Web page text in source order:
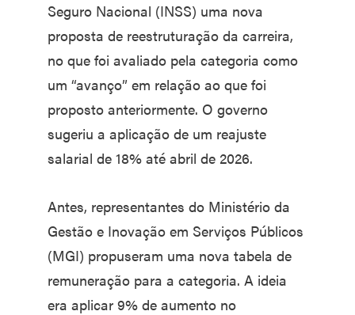
Seguro Nacional (INSS) uma nova
proposta de reestruturação da carreira,
no que foi avaliado pela categoria como
um “avanço” em relação ao que foi
proposto anteriormente. O governo
sugeriu a aplicação de um reajuste
salarial de 18% até abril de 2026.
Antes, representantes do Ministério da
Gestão e Inovação em Serviços Públicos
(MGI) propuseram uma nova tabela de
remuneração para a categoria. A ideia
era aplicar 9% de aumento no